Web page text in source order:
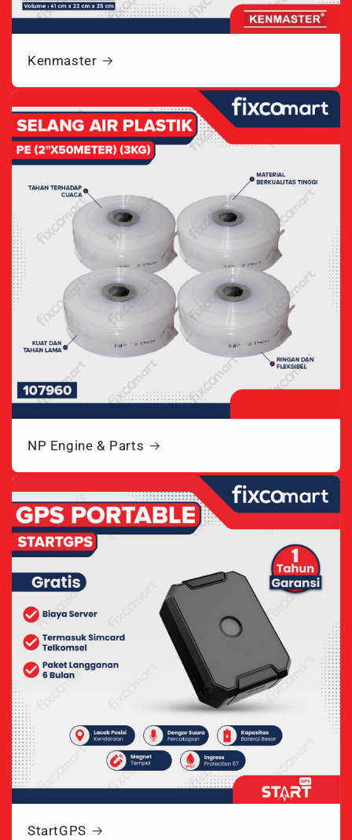
Kenmaster
NP Engine & Parts
StartGPS